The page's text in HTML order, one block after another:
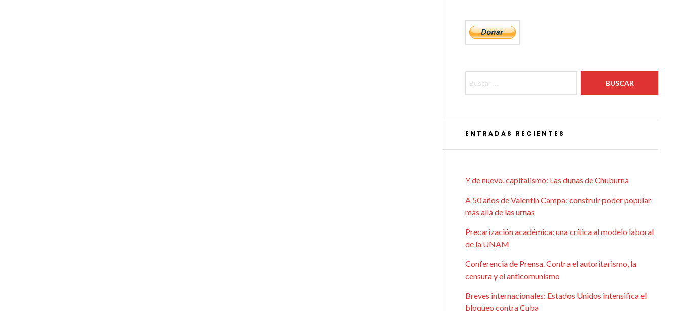
ENTRADAS RECIENTES
Y de nuevo, capitalismo: Las dunas de Chuburná
A 50 años de Valentín Campa: construir poder popular
más allá de las urnas
Precarización académica: una crítica al modelo laboral
de la UNAM
Conferencia de Prensa. Contra el autoritarismo, la
censura y el anticomunismo
Breves internacionales: Estados Unidos intensifica el
bloqueo contra Cuba